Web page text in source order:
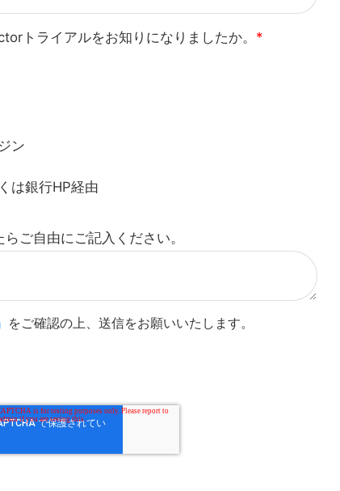
トライアルをお知りになりましたか。 *
ン
は銀行HP経由
ご自由にご記入ください。
をご確認の上、送信をお願いいたします。